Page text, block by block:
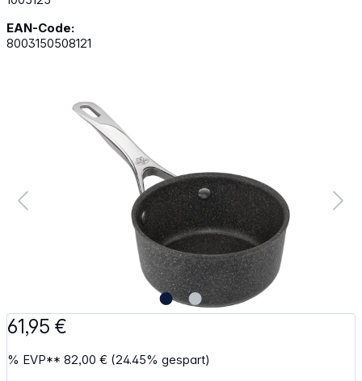
EAN-Code:
8003150508121
Bildergalerie überspringen
61,95 €
% EVP**82,00 € (24.45% gespart)